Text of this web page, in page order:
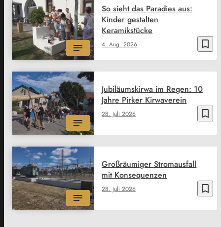
bookmark_border
4. Aug. 2026
So sieht das Paradies aus:
Kinder gestalten
Keramikstücke
bookmark_border
28. Juli 2026
Jubiläumskirwa im Regen: 10
Jahre Pirker Kirwaverein
bookmark_border
28. Juli 2026
Großräumiger Stromausfall
mit Konsequenzen